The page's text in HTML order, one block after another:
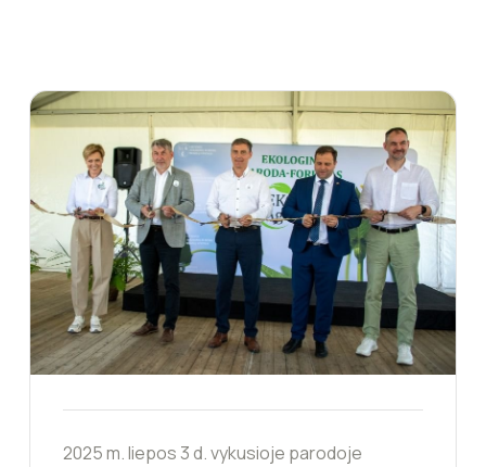
2025 m. liepos 3 d. vykusioje parodoje